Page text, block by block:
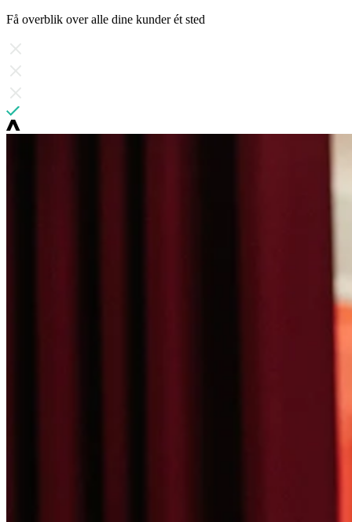
Få overblik over alle dine kunder ét sted